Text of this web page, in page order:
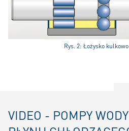
Rys. 2: Łożysko
VIDEO - POMPY